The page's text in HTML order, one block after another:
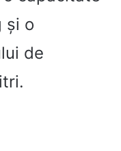
și o
de